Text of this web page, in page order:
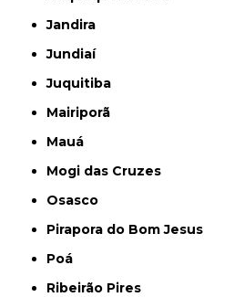
Jandira
Jundiaí
Juquitiba
Mairiporã
Mauá
Mogi das Cruzes
Osasco
Pirapora do Bom Jesus
Poá
Ribeirão Pires